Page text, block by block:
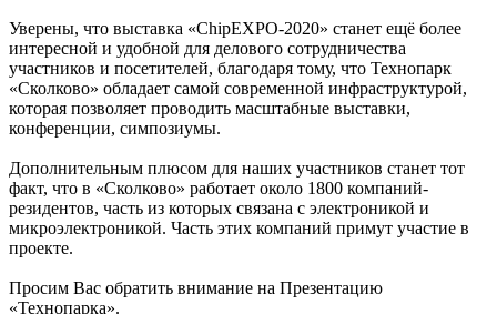
Уверены, что выставка «ChipEXPO-2020» станет ещё более
интересной и удобной для делового сотрудничества
участников и посетителей, благодаря тому, что Технопарк
«Сколково» обладает самой современной инфраструктурой,
которая позволяет проводить масштабные выставки,
конференции, симпозиумы.
Дополнительным плюсом для наших участников станет тот
факт, что в «Сколково» работает около 1800 компаний-
резидентов, часть из которых связана с электроникой и
микроэлектроникой. Часть этих компаний примут участие в
проекте.
Просим Вас обратить внимание на Презентацию
«Технопарка».